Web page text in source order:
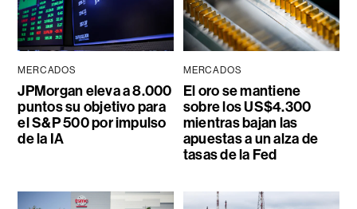
MERCADOS
JPMorgan eleva a 8.000
puntos su objetivo para
el S&P 500 por impulso
de la IA
MERCADOS
El oro se mantiene
sobre los US$4.300
mientras bajan las
apuestas a un alza de
tasas de la Fed